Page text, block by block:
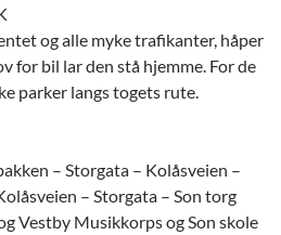
og alle myke trafikanter, håper
for bil lar den stå hjemme. For de
parker langs togets rute.
– Storgata – Kolåsveien –
– Storgata – Son torg
Vestby Musikkorps og Son skole